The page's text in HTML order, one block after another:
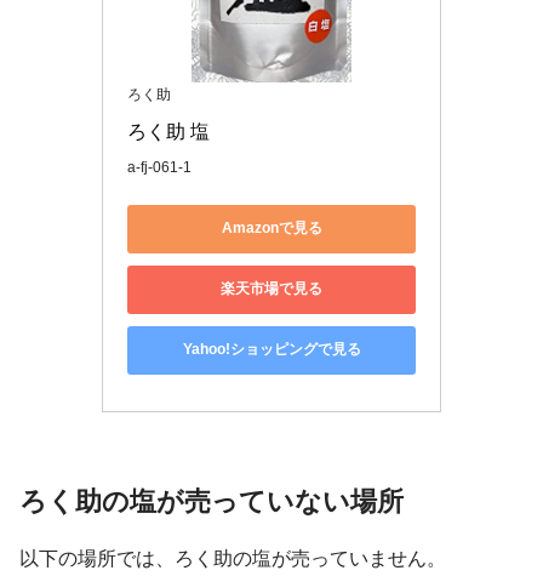
ろく助
ろく助 塩
a-fj-061-1
Amazonで見る
楽天市場で見る
Yahoo!ショッピングで見る
ろく助の塩が売っていない場所
以下の場所では、ろく助の塩が売っていません。